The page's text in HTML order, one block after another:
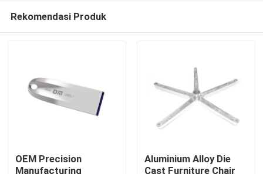
Rekomendasi Produk
OEM Precision
Manufacturing
Aluminium Alloy Die
Cast Furniture Chair